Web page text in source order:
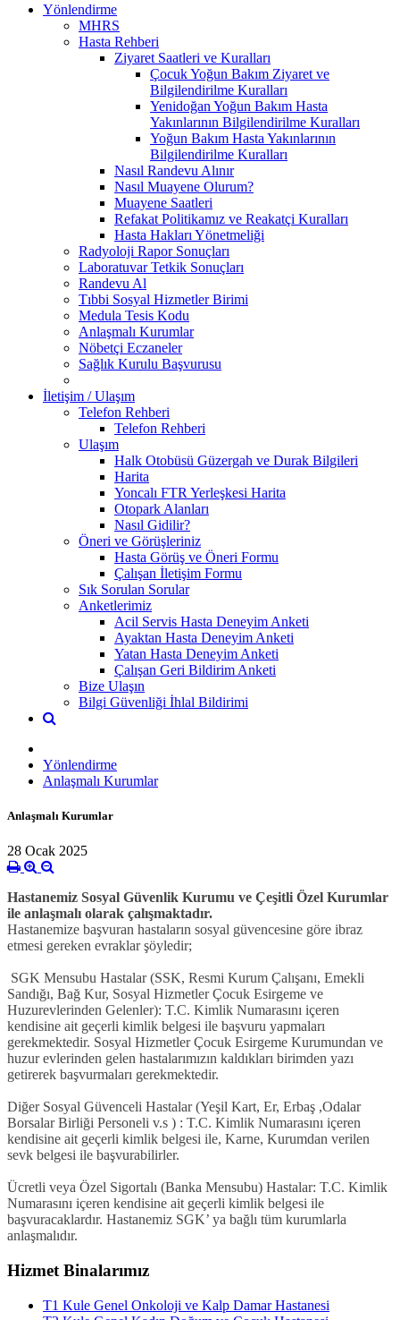
Yönlendirme
MHRS
Hasta Rehberi
Ziyaret Saatleri ve Kuralları
Çocuk Yoğun Bakım Ziyaret ve
Bilgilendirilme Kuralları
Yenidoğan Yoğun Bakım Hasta
Yakınlarının Bilgilendirilme Kuralları
Yoğun Bakım Hasta Yakınlarının
Bilgilendirilme Kuralları
Nasıl Randevu Alınır
Nasıl Muayene Olurum?
Muayene Saatleri
Refakat Politikamız ve Reakatçi Kuralları
Hasta Hakları Yönetmeliği
Radyoloji Rapor Sonuçları
Laboratuvar Tetkik Sonuçları
Randevu Al
Tıbbi Sosyal Hizmetler Birimi
Medula Tesis Kodu
Anlaşmalı Kurumlar
Nöbetçi Eczaneler
Sağlık Kurulu Başvurusu
İletişim / Ulaşım
Telefon Rehberi
Telefon Rehberi
Ulaşım
Halk Otobüsü Güzergah ve Durak Bilgileri
Harita
Yoncalı FTR Yerleşkesi Harita
Otopark Alanları
Nasıl Gidilir?
Öneri ve Görüşleriniz
Hasta Görüş ve Öneri Formu
Çalışan İletişim Formu
Sık Sorulan Sorular
Anketlerimiz
Acil Servis Hasta Deneyim Anketi
Ayaktan Hasta Deneyim Anketi
Yatan Hasta Deneyim Anketi
Çalışan Geri Bildirim Anketi
Bize Ulaşın
Bilgi Güvenliği İhlal Bildirimi
Yönlendirme
Anlaşmalı Kurumlar
Anlaşmalı Kurumlar
28 Ocak 2025
Hastanemiz Sosyal Güvenlik Kurumu ve Çeşitli Özel Kurumlar
ile anlaşmalı olarak çalışmaktadır.
Hastanemize başvuran hastaların sosyal güvencesine göre ibraz
etmesi gereken evraklar şöyledir;
SGK Mensubu Hastalar (SSK, Resmi Kurum Çalışanı, Emekli
Sandığı, Bağ Kur, Sosyal Hizmetler Çocuk Esirgeme ve
Huzurevlerinden Gelenler): T.C. Kimlik Numarasını içeren
kendisine ait geçerli kimlik belgesi ile başvuru yapmaları
gerekmektedir. Sosyal Hizmetler Çocuk Esirgeme Kurumundan ve
huzur evlerinden gelen hastalarımızın kaldıkları birimden yazı
getirerek başvurmaları gerekmektedir.
Diğer Sosyal Güvenceli Hastalar (Yeşil Kart, Er, Erbaş ,Odalar
Borsalar Birliği Personeli v.s ) : T.C. Kimlik Numarasını içeren
kendisine ait geçerli kimlik belgesi ile, Karne, Kurumdan verilen
sevk belgesi ile başvurabilirler.
Ücretli veya Özel Sigortalı (Banka Mensubu) Hastalar: T.C. Kimlik
Numarasını içeren kendisine ait geçerli kimlik belgesi ile
başvuracaklardır. Hastanemiz SGK’ ya bağlı tüm kurumlarla
anlaşmalıdır.
Hizmet Binalarımız
T1 Kule Genel Onkoloji ve Kalp Damar Hastanesi